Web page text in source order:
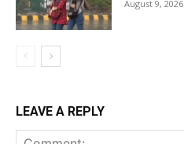
August 9, 2026
LEAVE A REPLY